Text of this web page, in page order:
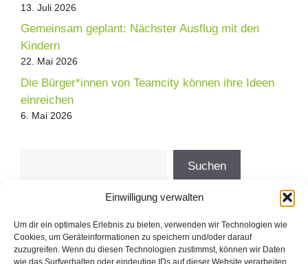
Einwilligung verwalten
Um dir ein optimales Erlebnis zu bieten, verwenden wir Technologien wie
Cookies, um Geräteinformationen zu speichern und/oder darauf
zuzugreifen. Wenn du diesen Technologien zustimmst, können wir Daten
wie das Surfverhalten oder eindeutige IDs auf dieser Website verarbeiten.
13. Juli 2026
Gemeinsam geplant: Nächster Ausflug mit den
Kindern
22. Mai 2026
Die Bürger*innen von Teamcity können ihre Ideen
einreichen
6. Mai 2026
Suchen
Direkt zum Demokratieprojekt der
freddy fischer stiftung